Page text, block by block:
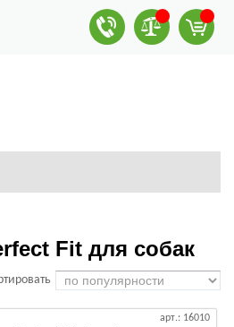
Fit для собак
арт.: 16010